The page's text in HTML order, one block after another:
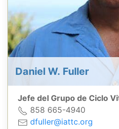
Daniel W. Fuller
Jefe del Grupo de Ciclo
858 665-4940
dfuller@iattc.org